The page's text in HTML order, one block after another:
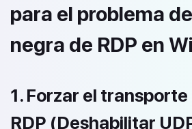
para el problema
negra de RDP en
1. Forzar el transporte
RDP (Deshabilitar